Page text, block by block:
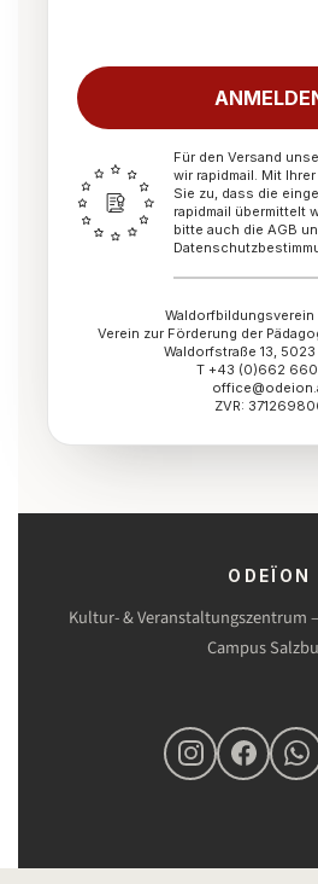
Für den Versand
wir rapidmail. Mit
Sie zu, dass die
rapidmail übermittelt
bitte auch die AGB
Waldorfbildungsverein
Verein zur Förderung der
Waldorfstraße 13,
T +43 (0)662
ZVR:
ODEÏON
Kultur- & Veranstaltungszentrum
Campus
InstagramFacebook